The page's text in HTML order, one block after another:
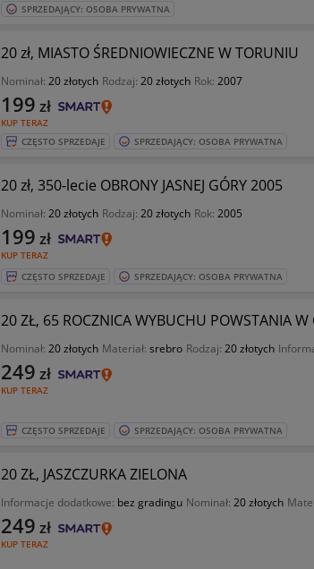
SPRZEDAJĄCY: OSOBA PRYWATNA
20 zł, MIASTO ŚREDNIOWIECZNE W TORUNIU
Nominał: 20 złotych Rodzaj: 20 złotych Rok: 2007
KUP TERAZ
199 zł
CZĘSTO SPRZEDAJE SPRZEDAJĄCY: OSOBA PRYWATNA
20 zł, 350-lecie OBRONY JASNEJ GÓRY 2005
Nominał: 20 złotych Rodzaj: 20 złotych Rok: 2005
KUP TERAZ
199 zł
CZĘSTO SPRZEDAJE SPRZEDAJĄCY: OSOBA PRYWATNA
20 ZŁ, 65 ROCZNICA WYBUCHU POWSTANIA W
Nominał: 20 złotych Materiał: srebro Rodzaj: 20 złotych
KUP TERAZ
249 zł
CZĘSTO SPRZEDAJE SPRZEDAJĄCY: OSOBA PRYWATNA
20 ZŁ, JASZCZURKA ZIELONA
Informacje dodatkowe: bez gradingu Nominał: 20 złotych
KUP TERAZ
249 zł